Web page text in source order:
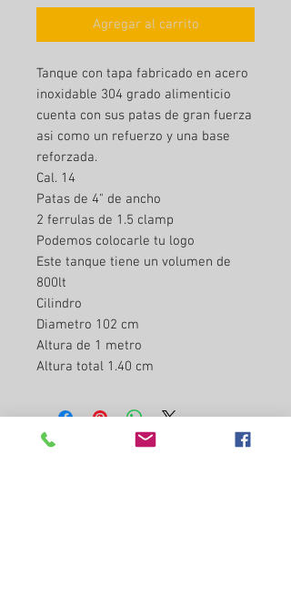
Agregar al carrito
Tanque con tapa fabricado en acero
inoxidable 304 grado alimenticio
cuenta con sus patas de gran fuerza
asi como un refuerzo y una base
reforzada.
Cal. 14
Patas de 4" de ancho
2 ferrulas de 1.5 clamp
Podemos colocarle tu logo
Este tanque tiene un volumen de
800lt
Cilindro
Diametro 102 cm
Altura de 1 metro
Altura total 1.40 cm